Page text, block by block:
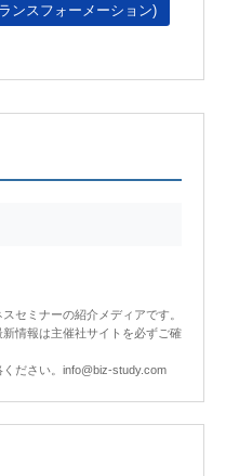
ンスフォーメーション)
セミナーの紹介メディアです。
情報は主催社サイトを必ずご確
ださい。info@biz-study.com